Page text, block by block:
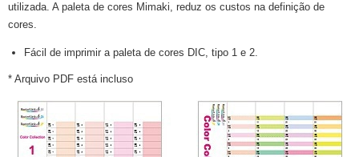
utilizada. A paleta de cores Mimaki, reduz os custos na definição de
cores.
Fácil de imprimir a paleta de cores DIC, tipo 1 e 2.
* Arquivo PDF está incluso